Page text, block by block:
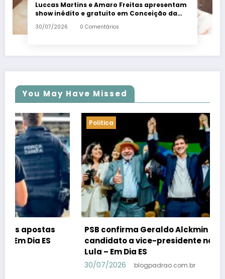
Luccas Martins e Amaro Freitas apresentam
show inédito e gratuito em Conceição da
Barra – Em Dia ES
30/07/2026 0 Comentários
You May Have Missed
Politica
PSB confirma Geraldo Alckmin porquê
candidato a vice-presidente na fórmula com
blogpadrao.com.br